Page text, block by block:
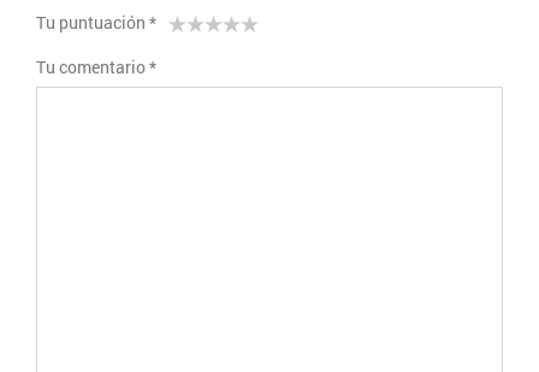
Tu puntuación *
de
5
estrellas
estrellas
estrellas
Tu comentario*